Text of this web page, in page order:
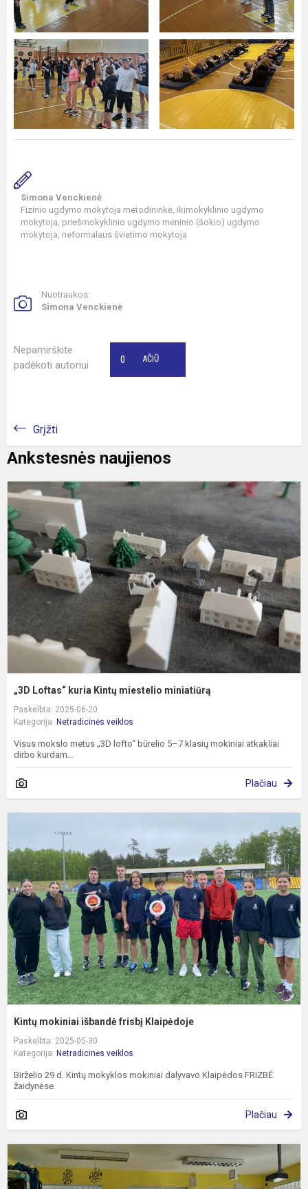
Simona Venckienė
Fizinio ugdymo mokytoja metodininkė, ikimokyklinio ugdymo
mokytoja, priešmokyklinio ugdymo meninio (šokio) ugdymo
mokytoja, neformalaus švietimo mokytoja
Nuotraukos:
Simona Venckienė
Nepamirškite
padėkoti autoriui
AČIŪ
0
Grįžti
Ankstesnės naujienos
„3D Loftas“ kuria Kintų miestelio miniatiūrą
Paskelbta: 2025-06-20
Kategorija: Netradicinės veiklos
Visus mokslo metus „3D lofto“ būrelio 5–7 klasių mokiniai atkakliai
dirbo kurdam...
Plačiau
Kintų mokiniai išbandė frisbį Klaipėdoje
Paskelbta: 2025-05-30
Kategorija: Netradicinės veiklos
Birželio 29 d. Kintų mokyklos mokiniai dalyvavo Klaipėdos FRIZBĖ
žaidynėse.
Plačiau